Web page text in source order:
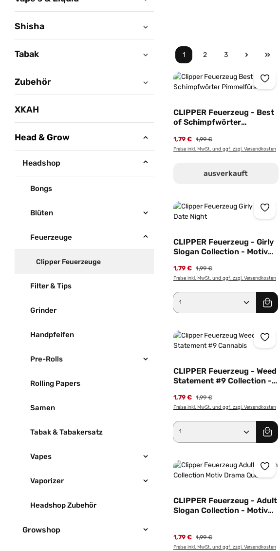
Shisha
Tabak
Zubehör
XKAH
Head & Grow
Headshop
Bongs
Blüten
Feuerzeuge
Clipper Feuerzeuge
Filter & Tips
Grinder
Handpfeifen
Pre-Rolls
Rolling Papers
Samen
Tabak & Tabakersatz
Vapes
Vaporizer
Headshop Zubehör
Growshop
Seite
1
Seite
2
Seite
3
CLIPPER Feuerzeug - Best
of Schimpfwörter
Pimmelfürst
1,79 € 1,99 €
Preise inkl. MwSt. und ggf. zzgl. Versandkosten
ausverkauft
CLIPPER Feuerzeug - Girly
Slogan Collection - Motiv
1,79 € 1,99 €
Preise inkl. MwSt. und ggf. zzgl. Versandkosten
Produkt Anzahl:
CLIPPER Feuerzeug - Weed
Statement #9 Collection -
1,79 € 1,99 €
Preise inkl. MwSt. und ggf. zzgl. Versandkosten
Produkt Anzahl:
CLIPPER Feuerzeug - Adult
Slogan Collection - Motiv
1,79 € 1,99 €
Preise inkl. MwSt. und ggf. zzgl. Versandkosten